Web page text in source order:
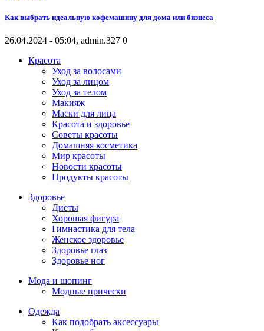
Как выбрать идеальную кофемашину для дома или бизнеса
26.04.2024 - 05:04, admin.327 0
Красота
Уход за волосами
Уход за лицом
Уход за телом
Макияж
Маски для лица
Красота и здоровье
Советы красоты
Домашняя косметика
Мир красоты
Новости красоты
Продукты красоты
Здоровье
Диеты
Хорошая фигура
Гимнастика для тела
Женское здоровье
Здоровье глаз
Здоровье ног
Мода и шопинг
Модные прически
Одежда
Как подобрать аксессуары